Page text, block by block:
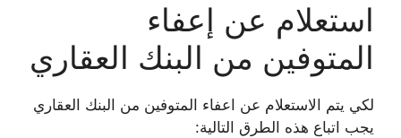
استعلام عن إعفاء
المتوفين من البنك العقاري
لكي يتم الاستعلام عن اعفاء المتوفين من البنك العقاري
يجب اتباع هذه الطرق التالية: